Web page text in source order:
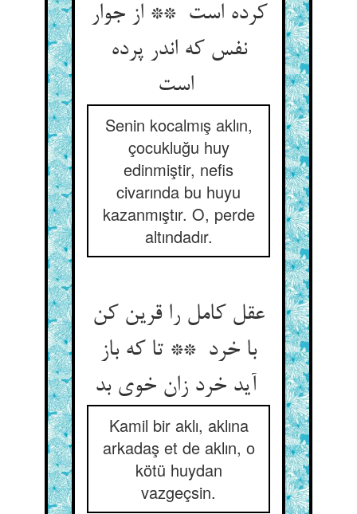
کرده است ** از جوار
نفس که اندر پرده
است
Senin kocalmış aklın,
çocukluğu huy
edinmiştir, nefis
civarında bu huyu
kazanmıştır. O, perde
altındadır.
عقل کامل را قرین کن
با خرد ** تا که باز
Kamil bir aklı, aklına
arkadaş et de aklın, o
kötü huydan
vazgeçsin.